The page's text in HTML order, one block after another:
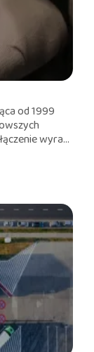
od 1999
wyra...